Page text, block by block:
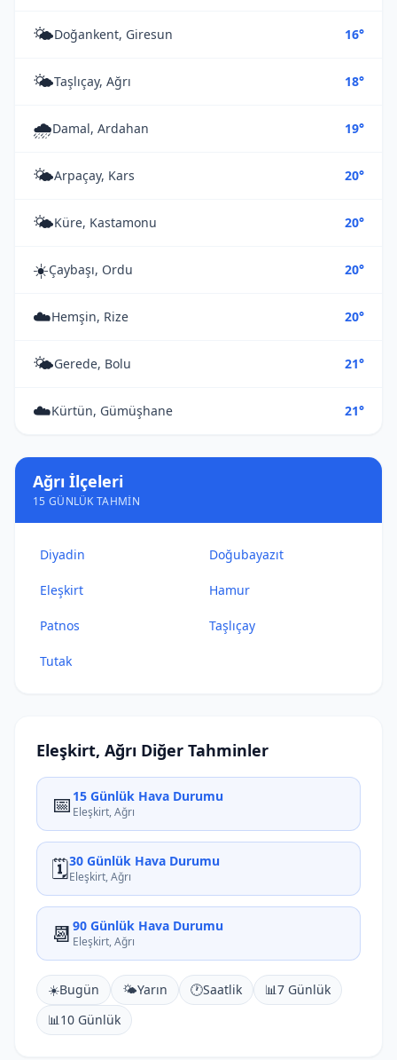
🌤️Doğankent, Giresun 16°
🌤️Taşlıçay, Ağrı 18°
🌧️Damal, Ardahan 19°
🌤️Arpaçay, Kars 20°
🌤️Küre, Kastamonu 20°
☀️Çaybaşı, Ordu 20°
☁️Hemşin, Rize 20°
🌤️Gerede, Bolu 21°
☁️Kürtün, Gümüşhane 21°
Ağrı İlçeleri
15 GÜNLÜK TAHMIN
Diyadin Doğubayazıt
Eleşkirt Hamur
Patnos Taşlıçay
Tutak
Eleşkirt, Ağrı Diğer Tahminler
📅 15 Günlük Hava Durumu
Eleşkirt, Ağrı
🗓️30 Günlük Hava Durumu
Eleşkirt, Ağrı
📆 90 Günlük Hava Durumu
Eleşkirt, Ağrı
☀️Bugün 🌤️Yarın 🕐Saatlik 📊7 Günlük
📊10 Günlük